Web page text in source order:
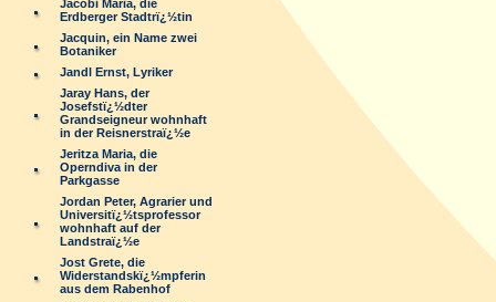
Jacobi Maria, die
Erdberger Stadtrï¿½tin
Jacquin, ein Name zwei
Botaniker
Jandl Ernst, Lyriker
Jaray Hans, der
Josefstï¿½dter
Grandseigneur wohnhaft
in der Reisnerstraï¿½e
Jeritza Maria, die
Operndiva in der
Parkgasse
Jordan Peter, Agrarier und
Universitï¿½tsprofessor
wohnhaft auf der
Landstraï¿½e
Jost Grete, die
Widerstandskï¿½mpferin
aus dem Rabenhof